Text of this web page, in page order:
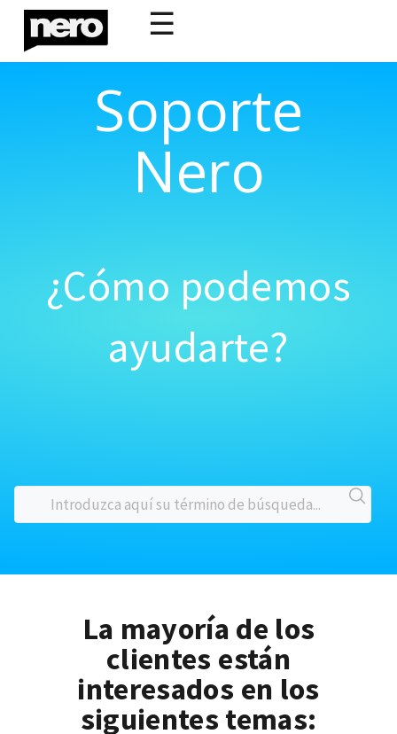
☰
Soporte
Nero
¿Cómo podemos
ayudarte?
La mayoría de los
clientes están
interesados en los
siguientes temas: